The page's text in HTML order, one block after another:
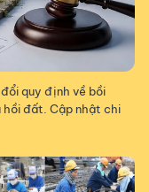
quy định về bồi
hồi đất. Cập nhật chi